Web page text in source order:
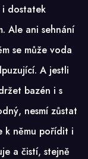
i dostatek
Ale ani sehnání
se může voda
A jestli
bazén i s
nesmí zůstat
k němu pořídit i
a čistí, stejně